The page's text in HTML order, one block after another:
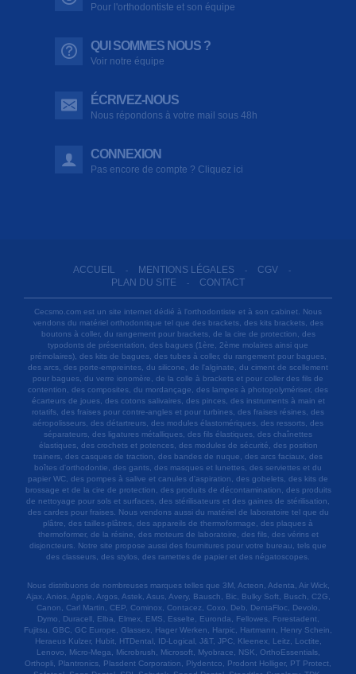
Pour l'orthodontiste et son équipe
QUI SOMMES NOUS ?
Voir notre équipe
ÉCRIVEZ-NOUS
Nous répondons à votre mail sous 48h
CONNEXION
Pas encore de compte ? Cliquez ici
ACCUEIL - MENTIONS LÉGALES - CGV -
PLAN DU SITE - CONTACT
Cecsmo.com est un site internet dédié à l'orthodontiste et à son cabinet. Nous
vendons du matériel orthodontique tel que des brackets, des kits brackets, des
boutons à coller, du rangement pour brackets, de la cire de protection, des
typodonts de présentation, des bagues (1ère, 2ème molaires ainsi que
prémolaires), des kits de bagues, des tubes à coller, du rangement pour bagues,
des arcs, des porte-empreintes, du silicone, de l'alginate, du ciment de scellement
pour bagues, du verre ionomère, de la colle à brackets et pour coller des fils de
contention, des composites, du mordançage, des lampes à photopolymériser, des
écarteurs de joues, des cotons salivaires, des pinces, des instruments à main et
rotatifs, des fraises pour contre-angles et pour turbines, des fraises résines, des
aéropolisseurs, des détartreurs, des modules élastomériques, des ressorts, des
séparateurs, des ligatures métalliques, des fils élastiques, des chaînettes
élastiques, des crochets et potences, des modules de sécurité, des position
trainers, des casques de traction, des bandes de nuque, des arcs faciaux, des
boîtes d'orthodontie, des gants, des masques et lunettes, des serviettes et du
papier WC, des pompes à salive et canules d'aspiration, des gobelets, des kits de
brossage et de la cire de protection, des produits de décontamination, des produits
de nettoyage pour sols et surfaces, des stérilisateurs et des gaines de stérilisation,
des cardes pour fraises. Nous vendons aussi du matériel de laboratoire tel que du
plâtre, des tailles-plâtres, des appareils de thermoformage, des plaques à
thermoformer, de la résine, des moteurs de laboratoire, des fils, des vérins et
disjoncteurs. Notre site propose aussi des fournitures pour votre bureau, tels que
des classeurs, des stylos, des ramettes de papier et des négatoscopes.
Nous distribuons de nombreuses marques telles que 3M, Acteon, Adenta, Air Wick,
Ajax, Anios, Apple, Argos, Astek, Asus, Avery, Bausch, Bic, Bulky Soft, Busch, C2G,
Canon, Carl Martin, CEP, Cominox, Contacez, Coxo, Deb, DentaFloc, Devolo,
Dymo, Duracell, Elba, Elmex, EMS, Esselte, Euronda, Fellowes, Forestadent,
Fujitsu, GBC, GC Europe, Glassex, Hager Werken, Harpic, Hartmann, Henry Schein,
Heraeus Kulzer, Hubit, HTDental, ID-Logical, J&T, JPC, Kleenex, Leitz, Loctite,
Lenovo, Micro-Mega, Microbrush, Microsoft, Myobrace, NSK, OrthoEssentials,
Orthopli, Plantronics, Plasdent Corporation, Plydentco, Prodont Holliger, PT Protect,